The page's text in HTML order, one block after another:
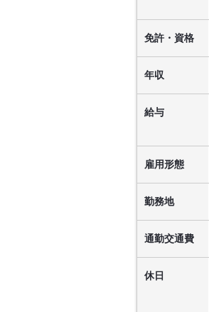
免許・資格
年収
給与
雇用形態
勤務地
通勤交通費
休日